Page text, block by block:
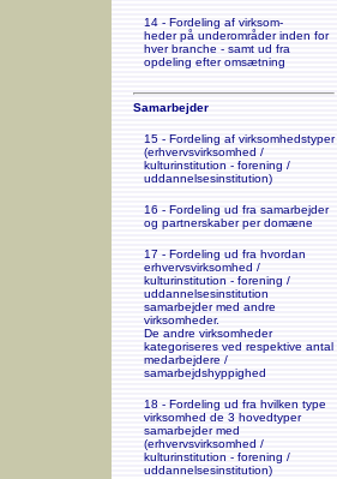
14 - Fordeling af virksom-
heder på underområder inden for
hver branche - samt ud fra
opdeling efter omsætning
Samarbejder
15 - Fordeling af virksomhedstyper
(erhvervsvirksomhed /
kulturinstitution - forening /
uddannelsesinstitution)
16 - Fordeling ud fra samarbejder
og partnerskaber per domæne
17 - Fordeling ud fra hvordan
erhvervsvirksomhed /
kulturinstitution - forening /
uddannelsesinstitution
samarbejder med andre
virksomheder.
De andre virksomheder
kategoriseres ved respektive antal
medarbejdere /
samarbejdshyppighed
18 - Fordeling ud fra hvilken type
virksomhed de 3 hovedtyper
samarbejder med
(erhvervsvirksomhed /
kulturinstitution - forening /
uddannelsesinstitution)